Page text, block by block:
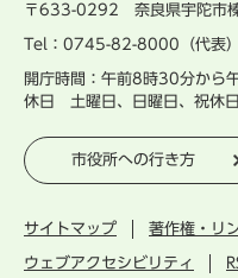
〒633-0292 奈良県宇陀市
Tel：0745-82-8000（代
開庁時間：午前8時30分から
休日 土曜日、日曜日、祝休
市役所への行き方
サイトマップ 著作権・リ
ウェブアクセシビリティ